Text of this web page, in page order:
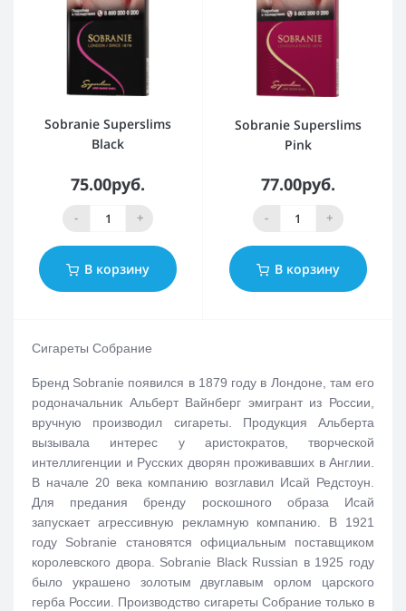
Sobranie Superslims
Black
75.00руб.
- +
В корзину
Sobranie Superslims
Pink
77.00руб.
- +
В корзину
Сигареты Собрание
Бренд Sobranie появился в 1879 году в Лондоне, там его
родоначальник Альберт Вайнберг эмигрант из России,
вручную производил сигареты. Продукция Альберта
вызывала интерес у аристократов, творческой
интеллигенции и Русских дворян проживавших в Англии.
В начале 20 века компанию возглавил Исай Редстоун.
Для предания бренду роскошного образа Исай
запускает агрессивную рекламную компанию. В 1921
году Sobranie становятся официальным поставщиком
королевского двора. Sobranie Black Russian в 1925 году
было украшено золотым двуглавым орлом царского
герба России. Производство сигареты Собрание только в